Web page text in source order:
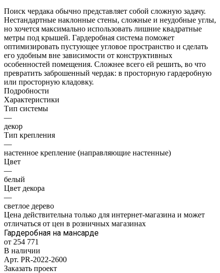
Поиск чердака обычно представляет собой сложную задачу.
Нестандартные наклонные стены, сложные и неудобные углы,
но хочется максимально использовать лишние квадратные
метры под крышей. Гардеробная система поможет
оптимизировать пустующее угловое пространство и сделать
его удобным вне зависимости от конструктивных
особенностей помещения. Сложнее всего ей решить, во что
превратить заброшенный чердак: в просторную гардеробную
или просторную кладовку.
Подробности
Характеристики
Тип системы
—
декор
Тип крепления
—
настенное крепление (направляющие настенные)
Цвет
—
белый
Цвет декора
—
светлое дерево
Цена действительна только для интернет-магазина и может
отличаться от цен в розничных магазинах
Гардеробная на мансарде
от 254 771
В наличии
Арт. PR-2022-2600
Заказать проект